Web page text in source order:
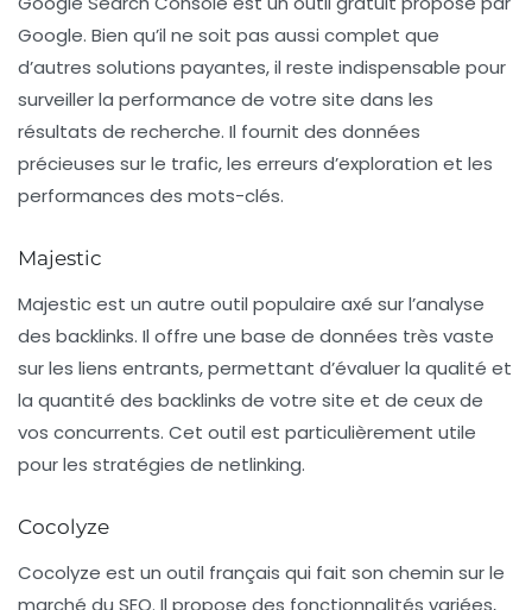
Google. Bien qu’il ne soit pas aussi complet que
d’autres solutions payantes, il reste indispensable pour
surveiller la performance de votre site dans les
résultats de recherche. Il fournit des données
précieuses sur le trafic, les erreurs d’exploration et les
performances des mots-clés.
Majestic
Majestic est un autre outil populaire axé sur l’analyse
des backlinks. Il offre une base de données très vaste
sur les liens entrants, permettant d’évaluer la qualité et
la quantité des backlinks de votre site et de ceux de
vos concurrents. Cet outil est particulièrement utile
pour les stratégies de netlinking.
Cocolyze
Cocolyze est un outil français qui fait son chemin sur le